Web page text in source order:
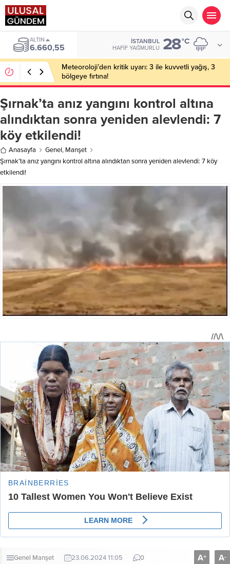
BIST
13.779,39
İSTANBUL
HAFIF YAĞMURLU 28°C
Meteoroloji’den kritik uyarı: 3 ile kuvvetli yağış, 3
bölgeye fırtına!
Şırnak’ta anız yangını kontrol altına
alındıktan sonra yeniden alevlendi: 7
köy etkilendi!
Anasayfa Genel, Manşet
Şırnak’ta anız yangını kontrol altına alındıktan sonra yeniden alevlendi: 7 köy
etkilendi!
Genel Manşet 23.06.2024 11:05 0 A+ A-